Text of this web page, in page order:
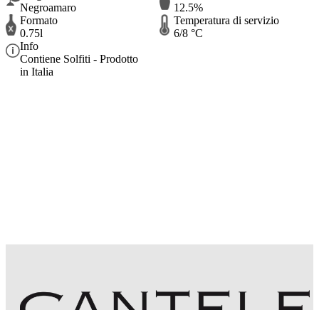
Negroamaro
12.5%
Formato
0.75l
Temperatura di servizio
6/8 °C
Info
Contiene Solfiti - Prodotto
in Italia